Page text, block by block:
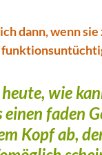
dann, wenn
wie
faden
Kopf ab,